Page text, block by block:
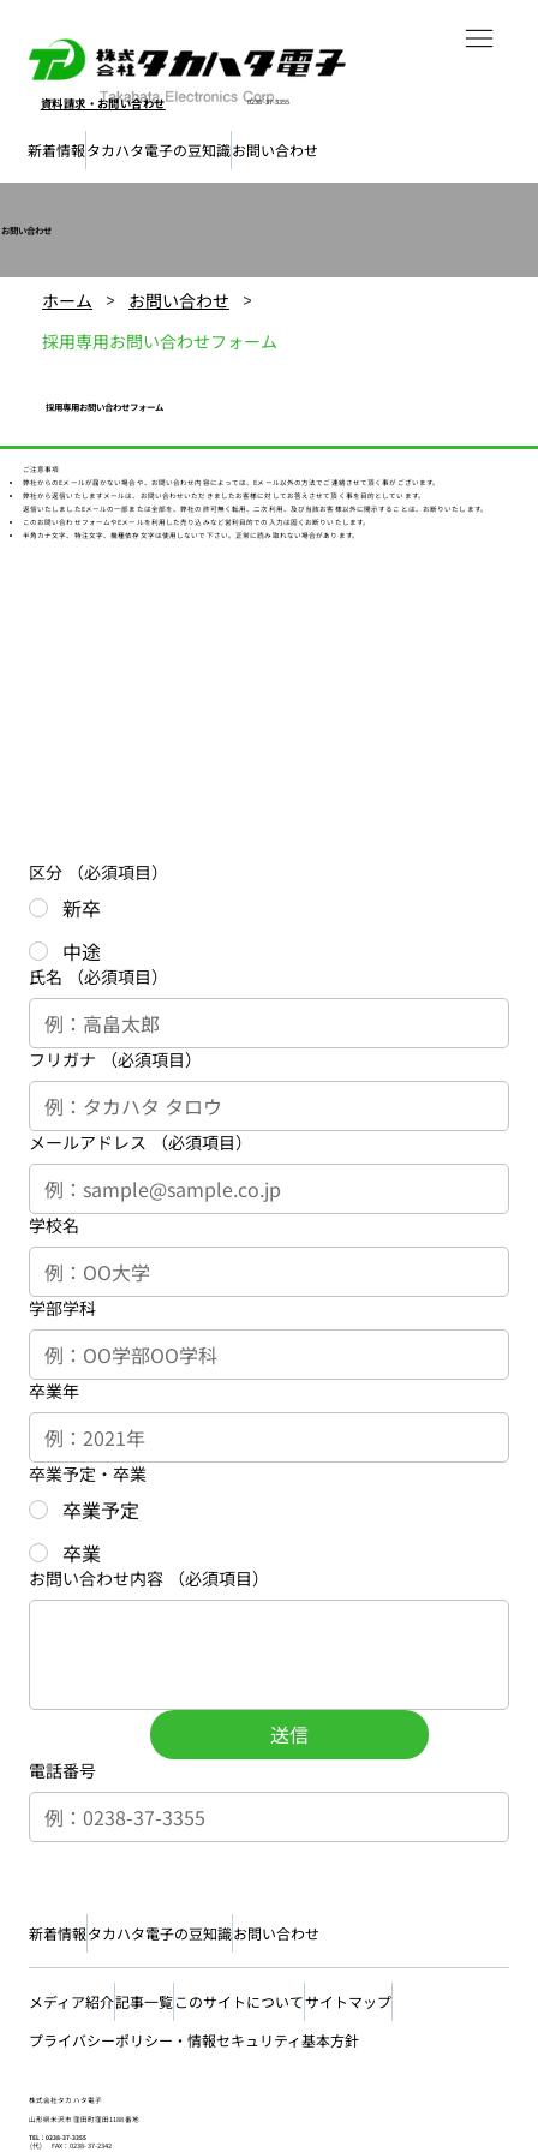
資料請求・ お問い合わせ 0238-37-3355
新着情報タカハタ電子の豆知識お問い合わせ
お問い合わせ
ホーム > お問い合わせ
>
採用専用お問い合わせフォーム
採用専用お問い合わせフォーム
ご注意事項
弊社からのEメールが届かない場合や、お問い合わせ内容によっては、Eメール以外の方法でご連絡させて頂く事がございます。
弊社から返信いたしますメールは、お問い合わせいただきましたお客様に対してお答えさせて頂く事を目的としています。
返信いたしましたEメールの一部または全部を、弊社の許可無く転用、二次利用、及び当該お客様以外に開示することは、お断りいたします。
このお問い合わせフォームやEメールを利用した売り込みなど営利目的での入力は固くお断りいたします。
半角カナ文字、特注文字、機種依存文字は使用しないで下さい。正常に読み取れない場合があります。
区分 （必須項目）
新卒
中途
氏名 （必須項目）
フリガナ （必須項目）
メールアドレス （必須項目）
学校名
学部学科
卒業年
卒業予定・卒業
卒業予定
卒業
お問い合わせ内容 （必須項目）
送信
電話番号
新着情報タカハタ電子の豆知識お問い合わせ
株式会社タカハタ電子
山形県米沢市窪田町窪田1188番地
TEL：0238-37-3355
(代) FAX：0238-37-2342
メディア紹介記事一覧このサイトについてサイトマップ
プライバシーポリシー・情報セキュリティ基本方針